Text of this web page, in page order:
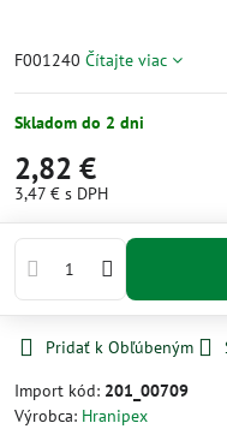
F001240 Čítajte viac
Skladom do 2 dni
2,82 €
3,47 € s DPH
Pridať k Obľúbeným
Import kód: 201_00709
Výrobca: Hranipex